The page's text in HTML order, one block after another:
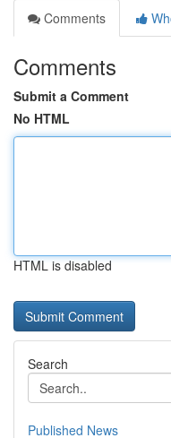
Comments
Comments
Submit a Comment
No HTML
HTML is disabled
Search
Published News